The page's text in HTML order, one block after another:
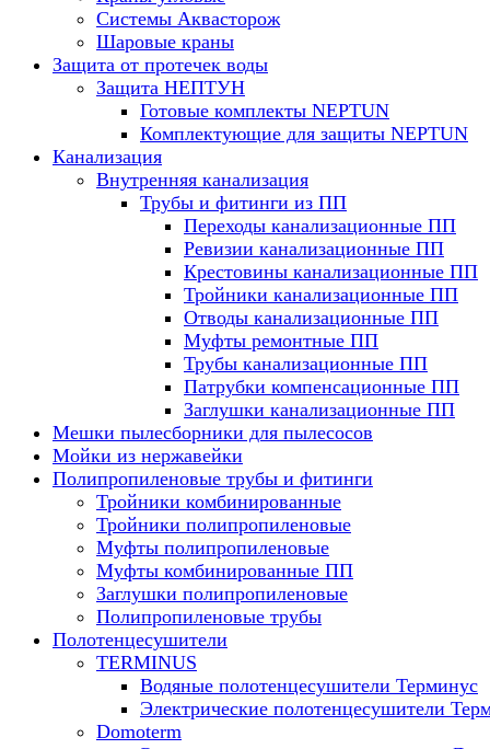
Системы Аквасторож
Шаровые краны
Защита от протечек воды
Защита НЕПТУН
Готовые комплекты NEPTUN
Комплектующие для защиты NEPTUN
Канализация
Внутренняя канализация
Трубы и фитинги из ПП
Переходы канализационные ПП
Ревизии канализационные ПП
Крестовины канализационные ПП
Тройники канализационные ПП
Отводы канализационные ПП
Муфты ремонтные ПП
Трубы канализационные ПП
Патрубки компенсационные ПП
Заглушки канализационные ПП
Мешки пылесборники для пылесосов
Мойки из нержавейки
Полипропиленовые трубы и фитинги
Тройники комбинированные
Тройники полипропиленовые
Муфты полипропиленовые
Муфты комбинированные ПП
Заглушки полипропиленовые
Полипропиленовые трубы
Полотенцесушители
TERMINUS
Водяные полотенцесушители Терминус
Электрические полотенцесушители
Domoterm